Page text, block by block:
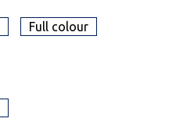
Full colour